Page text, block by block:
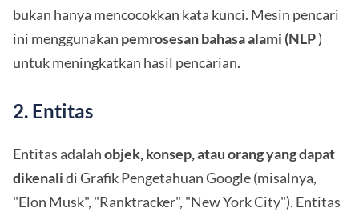
bukan hanya mencocokkan kata kunci. Mesin pencari
ini menggunakan pemrosesan bahasa alami (NLP)
untuk meningkatkan hasil pencarian.
2. Entitas
Entitas adalahobjek, konsep, atau orang yang dapat
dikenalidi Grafik Pengetahuan Google (misalnya,
"Elon Musk", "Ranktracker", "New York City"). Entitas